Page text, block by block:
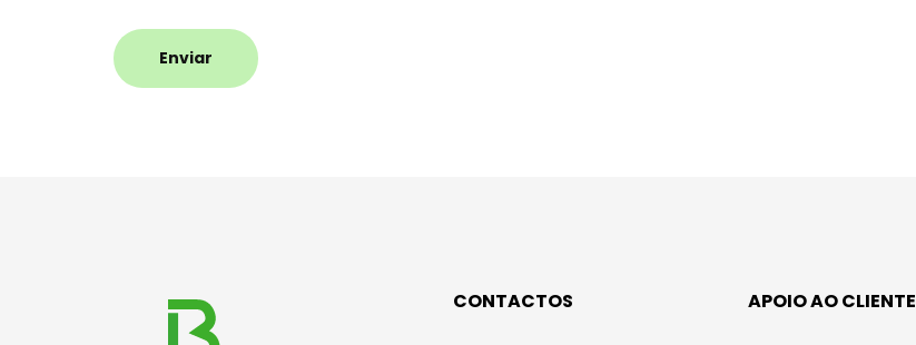
Enviar
CONTACTOS APOIO AO CLIENTE